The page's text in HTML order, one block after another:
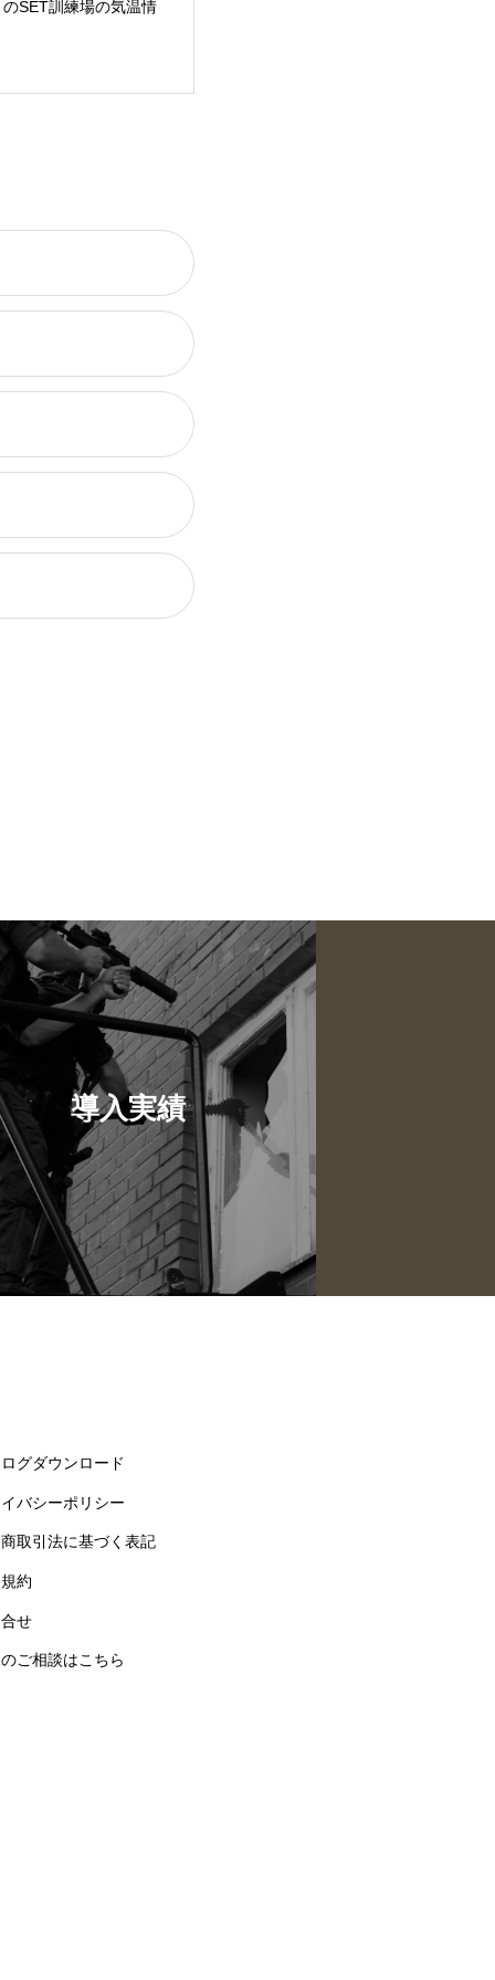
のSET訓練場の気温情
導入実績
グダウンロード
バシーポリシー
取引法に基づく表記
約
せ
ご相談はこちら